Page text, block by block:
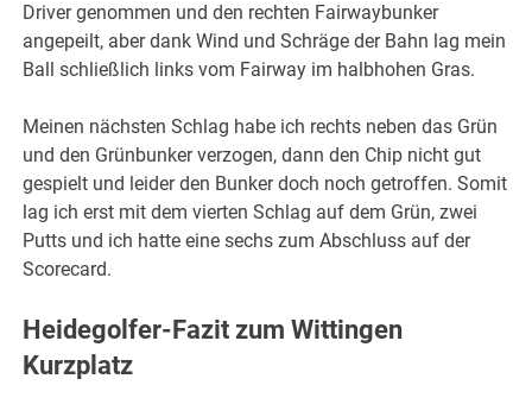
Driver genommen und den rechten Fairwaybunker
angepeilt, aber dank Wind und Schräge der Bahn lag mein
Ball schließlich links vom Fairway im halbhohen Gras.
Meinen nächsten Schlag habe ich rechts neben das Grün
und den Grünbunker verzogen, dann den Chip nicht gut
gespielt und leider den Bunker doch noch getroffen. Somit
lag ich erst mit dem vierten Schlag auf dem Grün, zwei
Putts und ich hatte eine sechs zum Abschluss auf der
Scorecard.
Heidegolfer-Fazit zum Wittingen
Kurzplatz